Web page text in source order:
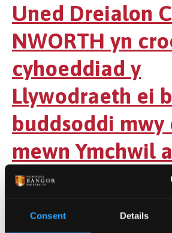
Consent Details
Uned Dreialon
NWORTH yn
cyhoeddiad y
Llywodraeth ei
buddsoddi mwy
mewn Ymchwil
Ddementia
Yn dilyn y cyhoeddiad diweddar